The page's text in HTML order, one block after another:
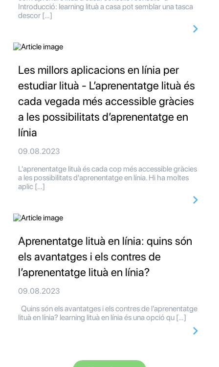
Introducció: learning lituà a casa pot semblar una tasca
descor […]
Les millors aplicacions en línia per
estudiar lituà - L’aprenentatge lituà és
cada vegada més accessible gràcies
a les possibilitats d’aprenentatge en
línia
09.08.2023
L'aprenentatge lituà és cada cop més accessible gràcies
a les possibilitats d'aprenentatge en línia. Hi ha moltes
aplic […]
Aprenentatge lituà en línia: quins són
els avantatges i els contres de
l’aprenentatge lituà en línia?
09.08.2023
Quins són els avantatges i els contres de l’aprenentatge
lituà en línia? learning lituà en línia és una opció qu […]